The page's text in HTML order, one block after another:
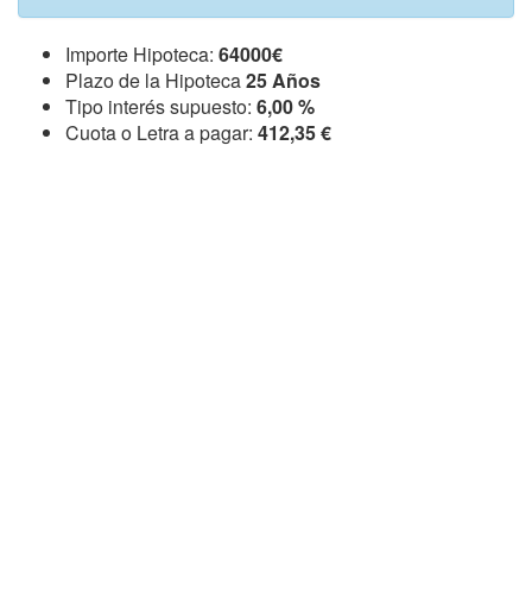
Importe Hipoteca: 64000€
Plazo de la Hipoteca25 Años
Tipo interés supuesto: 6,00 %
Cuota o Letra a pagar: 412,35 €